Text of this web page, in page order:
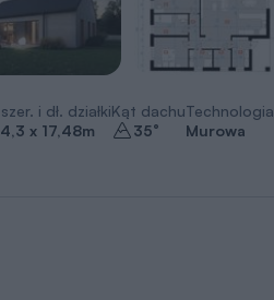
i dł. działki
x 17,48m
Kąt dachu
35°
Technologia
Murowa